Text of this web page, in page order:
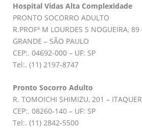
Hospital Vidas Alta Complexidade
PRONTO SOCORRO ADULTO
R.PROFª M LOURDES S NOGUEIRA,
GRANDE – SÃO PAULO
CEP:. 04692-000 – UF: SP
Tel:. (11) 2197-8747
Pronto Socorro Adulto
R. TOMOICHI SHIMIZU, 201 –
CEP:. 08260-140 – UF: SP
Tel:. (11) 2842-5500